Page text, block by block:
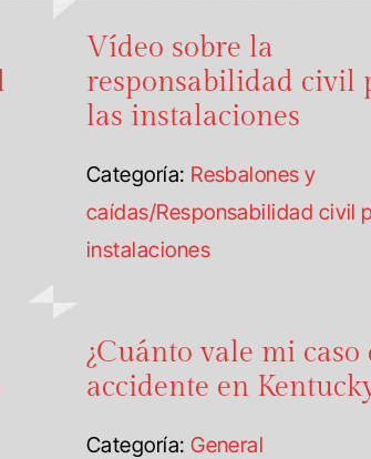
Vídeo sobre la
responsabilidad civil
las instalaciones
Categoría: Resbalones y
caídas/Responsabilidad civil
instalaciones
¿Cuánto vale mi caso
accidente en
Categoría:General